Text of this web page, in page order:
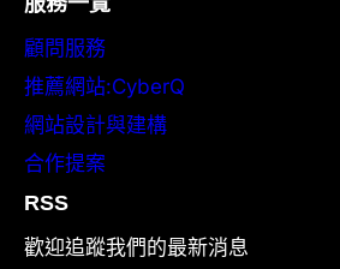
顧問服務
推薦網站:CyberQ
網站設計與建構
合作提案
RSS
歡迎追蹤我們的最新消息